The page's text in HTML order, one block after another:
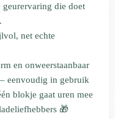
die doet
net echte
en onweerstaanbaar
– eenvoudig in gebruik
blokje gaat uren mee
🎁